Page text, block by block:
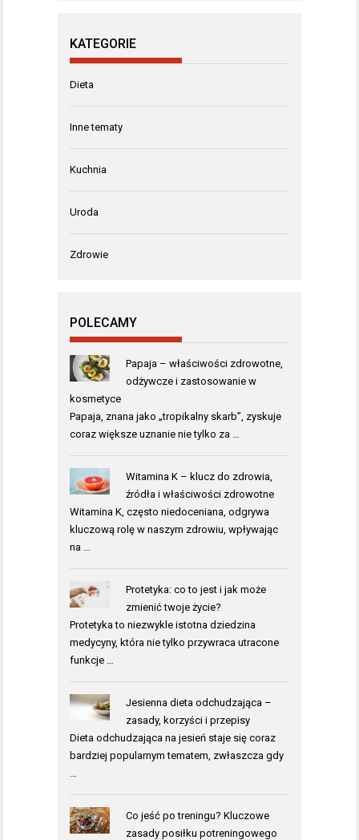
KATEGORIE
Dieta
Inne tematy
Kuchnia
Uroda
Zdrowie
POLECAMY
Papaja – właściwości zdrowotne,
odżywcze i zastosowanie w
kosmetyce
Papaja, znana jako „tropikalny skarb”, zyskuje
coraz większe uznanie nie tylko za …
Witamina K – klucz do zdrowia,
źródła i właściwości zdrowotne
Witamina K, często niedoceniana, odgrywa
kluczową rolę w naszym zdrowiu, wpływając
na …
Protetyka: co to jest i jak może
zmienić twoje życie?
Protetyka to niezwykle istotna dziedzina
medycyny, która nie tylko przywraca utracone
funkcje …
Jesienna dieta odchudzająca –
zasady, korzyści i przepisy
Dieta odchudzająca na jesień staje się coraz
bardziej popularnym tematem, zwłaszcza gdy
Co jeść po treningu? Kluczowe
zasady posiłku potreningowego